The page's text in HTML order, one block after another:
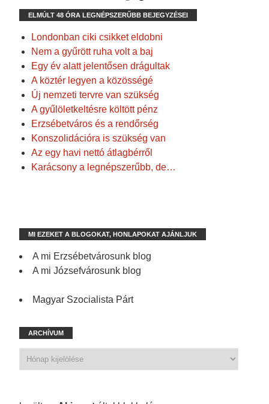
ELMÚLT 48 ÓRA LEGNÉPSZERŰBB BEJEGYZÉSEI
Londonban ciki csikket eldobni
Nem a gyűrött ruha volt a baj
Egy év alatt jelentősen drágultak
A köztér legyen a közösségé
Új nemzeti tervre van szükség
A gyűlöletkeltésre költött pénz
Erzsébetváros és a rendőrség
Konszolidációra is szükség van
Az egy havi nettó átlagbérről
Karácsony a legnépszerűbb, de…
MI EZEKET A BLOGOKAT, HONLAPOKAT AJÁNLJUK
A mi Erzsébetvárosunk blog
A mi Józsefvárosunk blog
Magyar Szocialista Párt
ARCHÍVUM